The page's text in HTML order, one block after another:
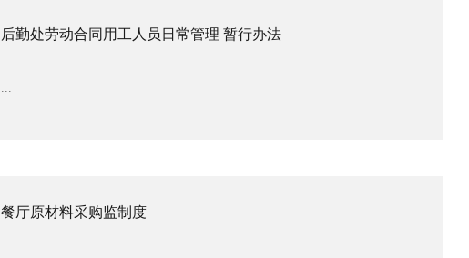
后勤处劳动合同用工人员日常管理 暂行办法
...
餐厅原材料采购监制度